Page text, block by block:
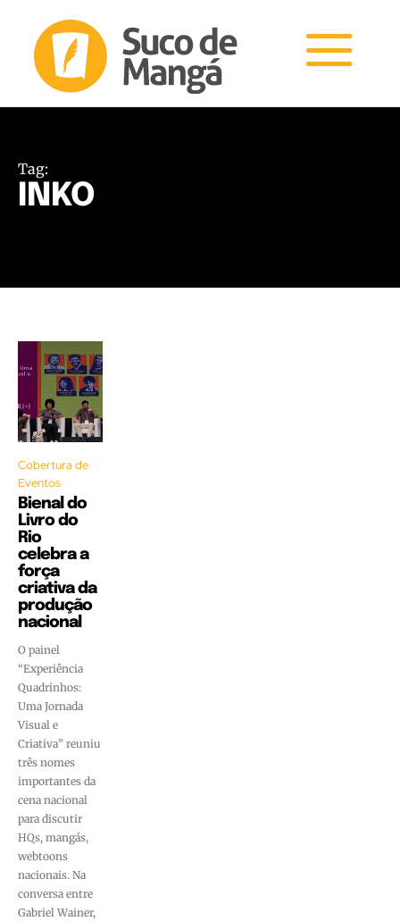
Tag:
INKO
Cobertura de
Eventos
Bienal do
Livro do
Rio
celebra a
força
criativa da
produção
nacional
O painel
“Experiência
Quadrinhos:
Uma Jornada
Visual e
Criativa” reuniu
três nomes
importantes da
cena nacional
para discutir
HQs, mangás,
webtoons
nacionais. Na
conversa entre
Gabriel Wainer,